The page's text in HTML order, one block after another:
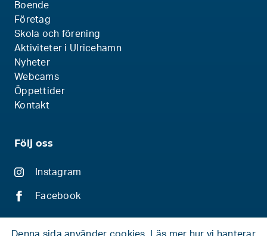
Boende
Företag
Skola och förening
Aktiviteter i Ulricehamn
Nyheter
Webcams
Öppettider
Kontakt
Följ oss
Instagram
Facebook